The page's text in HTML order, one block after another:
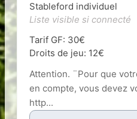
Stableford individuel
Liste visible si connecté
Tarif GF: 30€
Droits de jeu: 12€
Attention. ¨Pour que
en compte, vous devez
http...